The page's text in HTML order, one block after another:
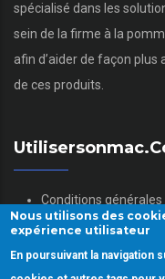
spécialisé dans les
sein de la firme à la
afin d’aider de façon
de ces produits.
Conditions générales
Mentions légales
Politique des
Nous utilisons des
expérience utilisateur
En poursuivant la navigation